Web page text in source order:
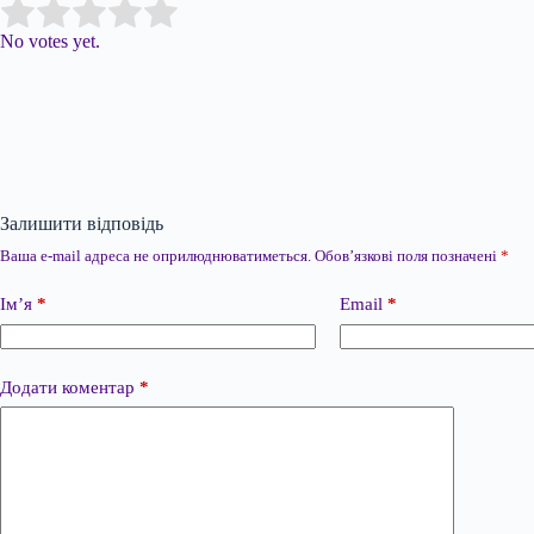
Rate this item:
No votes yet.
Залишити відповідь
Ваша e-mail адреса не оприлюднюватиметься. Обов’язкові поля позначені *
Ім’я * Email *
Додати коментар *